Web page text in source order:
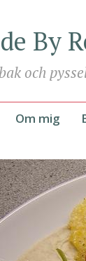
By
och
Om mig